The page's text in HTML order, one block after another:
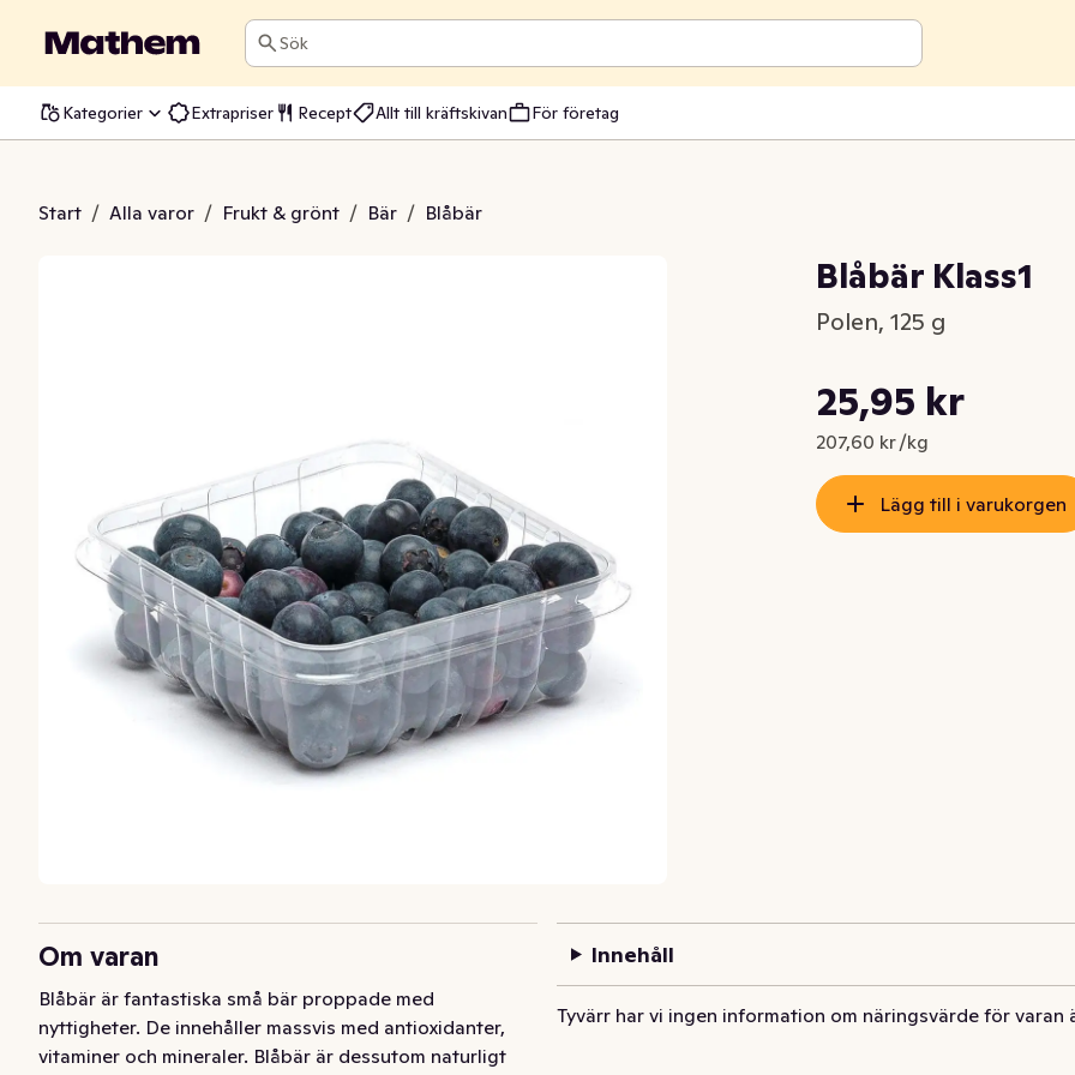
Sök
Kategorier Extrapriser Recept Allt till kräftskivan För företag
Start / Alla varor / Frukt & grönt / Bär / Blåbär
Klass1
Blåbär Klass1
Polen, 125 g
Nuvarande pris är: 25,95 kr
25,95 kr
207,60 kr /kg
Styckpris: 207,60 kr /kg
Lägg till i varukorgen
Om varan
Blåbär är fantastiska små bär proppade med
nyttigheter. De innehåller massvis med antioxidanter,
vitaminer och mineraler. Blåbär är dessutom naturligt
Innehåll
Tyvärr har vi ingen information om näringsvärde för varan